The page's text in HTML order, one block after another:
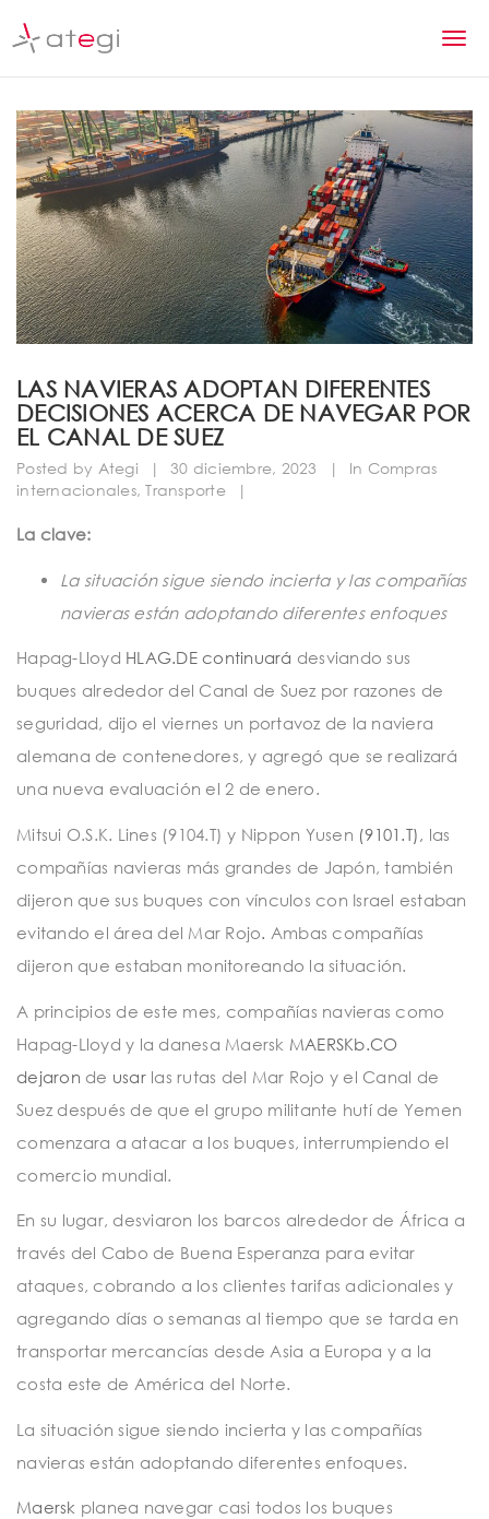
T
g
g
e
n
a
v
g
LAS NAVIERAS ADOPTAN DIFERENTES
DECISIONES ACERCA DE NAVEGAR POR
EL CANAL DE SUEZ
Posted by Ategi | 30 diciembre, 2023 | In Compras
internacionales,Transporte |
La clave:
La situación sigue siendo incierta y las compañías
navieras están adoptando diferentes enfoques
Hapag-Lloyd HLAG.DE continuará desviando sus
buques alrededor del Canal de Suez por razones de
seguridad, dijo el viernes un portavoz de la naviera
alemana de contenedores, y agregó que se realizará
una nueva evaluación el 2 de enero.
Mitsui O.S.K. Lines (9104.T) y Nippon Yusen (9101.T), las
compañías navieras más grandes de Japón, también
dijeron que sus buques con vínculos con Israel estaban
evitando el área del Mar Rojo. Ambas compañías
dijeron que estaban monitoreando la situación.
A principios de este mes, compañías navieras como
Hapag-Lloyd y la danesa Maersk MAERSKb.CO
dejaron de usarlas rutas del Mar Rojo y el Canal de
Suez después de que el grupo militante hutí de Yemen
comenzara a atacar a los buques, interrumpiendo el
comercio mundial.
En su lugar, desviaron los barcos alrededor de África a
través del Cabo de Buena Esperanza para evitar
ataques, cobrando a los clientes tarifas adicionales y
agregando días o semanas al tiempo que se tarda en
transportar mercancías desde Asia a Europa y a la
costa este de América del Norte.
La situación sigue siendo incierta y las compañías
navieras están adoptando diferentes enfoques.
Maersk planea navegar casi todos los buques